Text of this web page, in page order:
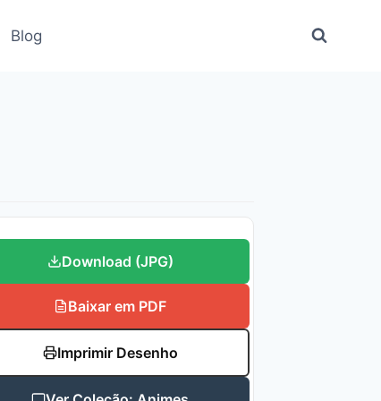
Blog
Download (JPG)
Baixar em PDF
Imprimir Desenho